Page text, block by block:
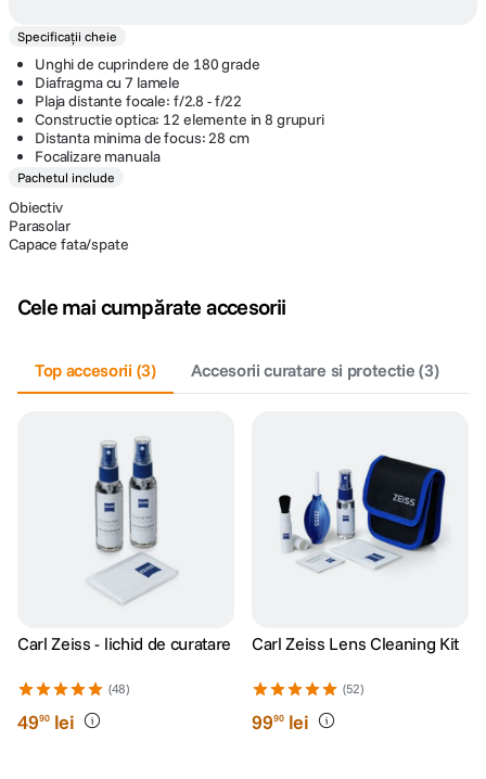
Specificații cheie
Unghi de cuprindere de 180 grade
Diafragma cu 7 lamele
Plaja distante focale: f/2.8 - f/22
Constructie optica: 12 elemente in 8 grupuri
Distanta minima de focus: 28 cm
Focalizare manuala
Pachetul include
Obiectiv
Parasolar
Capace fata/spate
Cele mai cumpărate accesorii
Top accesorii (3) Accesorii curatare si protectie (3)
Carl Zeiss - lichid de curatare
(48)
4990 lei
Carl Zeiss Lens Cleaning Kit
(52)
9990 lei